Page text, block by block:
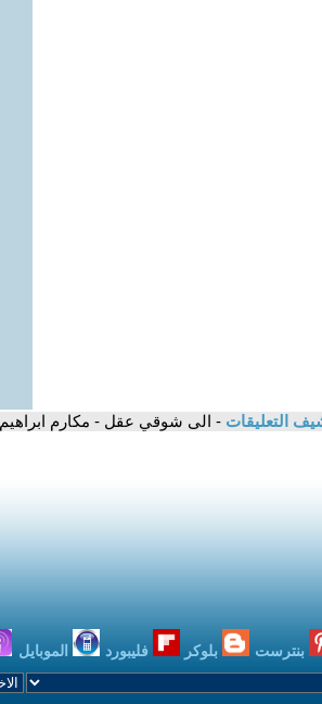
التعليقات - الى شوقي عقل - مكارم ابراهيم
بنترست بلوكر فليبورد الموبايل